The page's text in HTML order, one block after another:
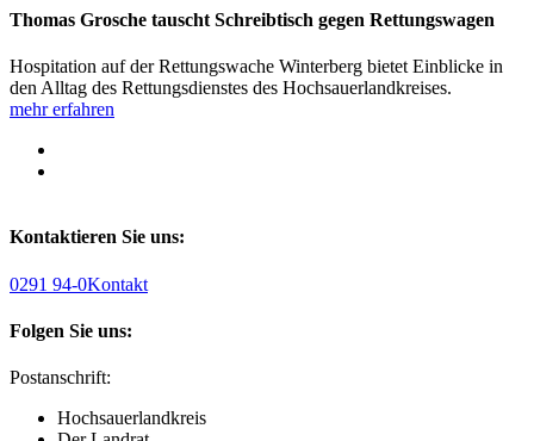
Thomas Grosche tauscht Schreibtisch gegen Rettungswagen
Hospitation auf der Rettungswache Winterberg bietet Einblicke in
den Alltag des Rettungsdienstes des Hochsauerlandkreises.
mehr erfahren
Kontaktieren Sie uns:
0291 94-0Kontakt
Folgen Sie uns:
Postanschrift:
Hochsauerlandkreis